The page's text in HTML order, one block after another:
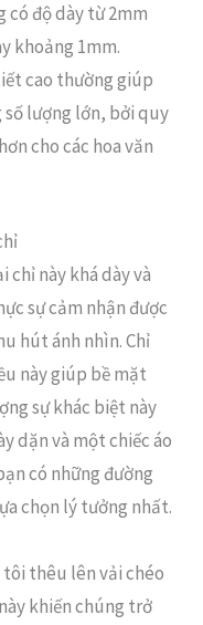
độ dày từ 2mm
khoảng 1mm.
cao thường giúp
lượng lớn, bởi quy
cho các hoa văn
chỉ này khá dày và
sự cảm nhận được
hút ánh nhìn. Chỉ
này giúp bề mặt
sự khác biệt này
dặn và một chiếc áo
có những đường
chọn lý tưởng nhất.
tôi thêu lên vải chéo
khiến chúng trở